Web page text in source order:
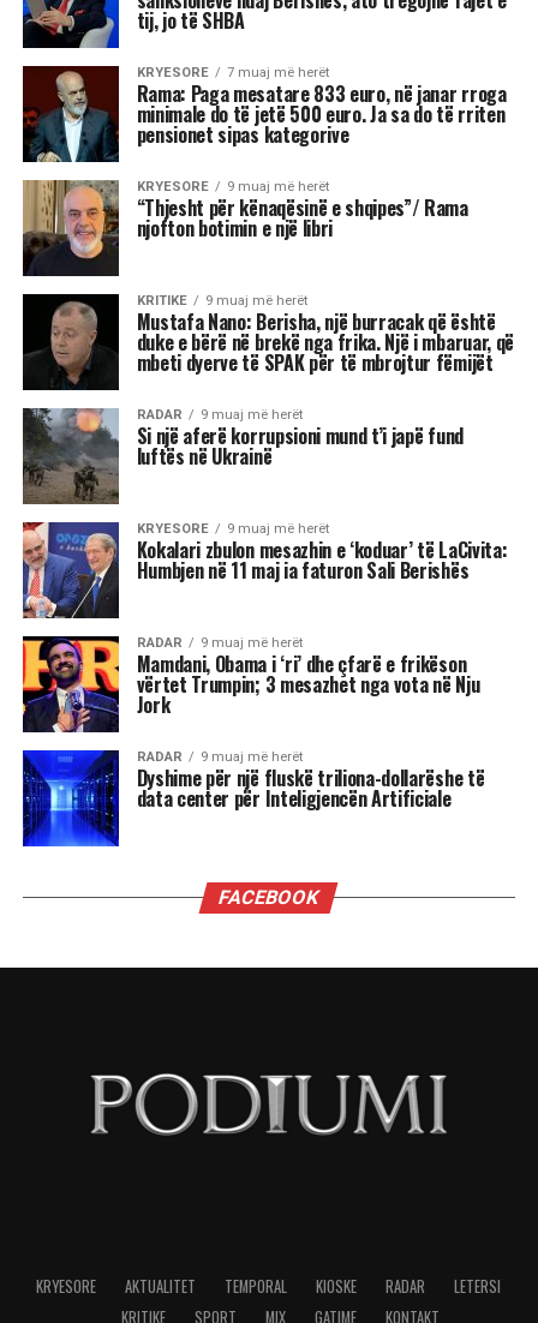
Stina e vjeshtës ka nisur me një energji kozmike
të jashtëzakonshme dhe këtë javë yjet nuk
premtojnë qetësi! Në studion e “Rudina” në Tv
Klan, astrologia Meri Shehu bëri parashikimin
për 12 shenjat e horoskopit, duke e quajtur këtë
periudhë një “pikë kthese” në shumë aspekte të
jetës. Me Diellin që ka hyrë në shenjën e
Peshores dhe Marsin që po futet në Akrep,
universi na fton të kërkojmë ekuilibër, të
rigjejmë veten dhe të marrim vendime që do të
na ndikojnë për muaj me radhë.
“Është ekuinoksi i vjeshtës, dita barazohet me
natën dhe na fton në reflektim”, tha Shehu, duke
nënvizuar se kjo javë do të shënohet nga
tensione, lëvizje të papritura, dinamizëm në
marrëdhënie dhe sfida ekonomike. Për disa
shenja, kjo është një javë premtuese që hap dyer
të reja, për të tjera, një moment i ndjeshëm ku
fati kërkon maturi dhe vetëpërmbajtje
Çdo shenjë do ta ndjejë këtë energji ndryshe nga
përplasjet emocionale të Dashit dhe pasiguritë e
Shigjetarit, te balancimi personal i Peshores dhe
fuqia komunikuese e Ujorit. Por një gjë është e
sigurt: qielli është në lëvizje dhe kush është i
gatshëm të dëgjojë mesazhet e tij, mund të dalë
futur tashmë në Peshore. Dhe duke u futur Dielli
në Peshore kërkojmë një ekuilibrim sepse na
pret një dimër i gjatë përpara. E rëndësishme
të reja që na presin”, tha astrologia Meri Shehu.